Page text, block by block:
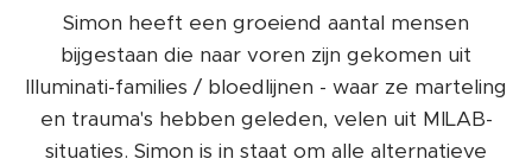
Simon heeft een groeiend aantal mensen
bijgestaan ​​die naar voren zijn gekomen uit
Illuminati-families / bloedlijnen - waar ze marteling
en trauma's hebben geleden, velen uit MILAB-
situaties. Simon is in staat om alle alternatieve